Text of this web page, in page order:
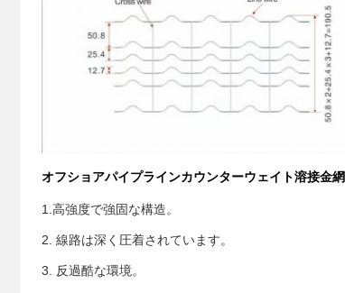
オフショアパイプラインカウンターウェイト溶接金網
1.高強度で強固な構造。
2. 線路は深く圧着されています。
3. 反過酷な環境。